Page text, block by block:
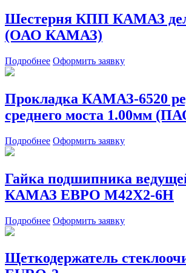
Шестерня КПП КАМАЗ
(ОАО КАМАЗ)
Подробнее Оформить заявку
Прокладка КАМАЗ-6520
среднего моста 1.00мм
Подробнее Оформить заявку
Гайка подшипника
КАМАЗ ЕВРО М42Х2-6Н
Подробнее Оформить заявку
Щеткодержатель